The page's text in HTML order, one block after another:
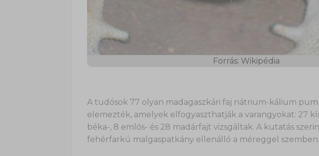
Forrás: Wikipédia
A tudósok 77 olyan madagaszkári faj nátrium-kálium
elemezték, amelyek elfogyaszthatják a varangyokat: 27
béka-, 8 emlős- és 28 madárfajt vizsgáltak. A kutatás
fehérfarkú malgaspatkány ellenálló a méreggel szemben.